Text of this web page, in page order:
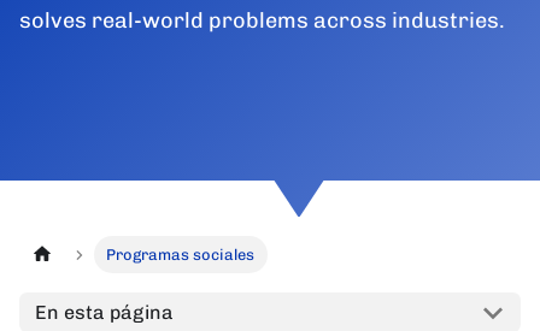
solves real-world problems across industries.
Programas sociales
En esta página